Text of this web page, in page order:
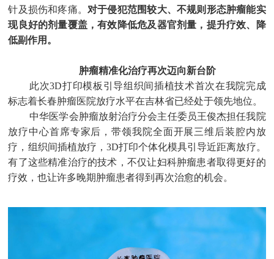
针及损伤和疼痛。 对于侵犯范围较大、不规则形态肿瘤能实
现良好的剂量覆盖，有效降低危及器官剂量，提升疗效、降
低副作用。
肿瘤精准化治疗再次迈向新台阶
此次3D打印模板引导组织间插植技术首次在我院完成
标志着长春肿瘤医院放疗水平在吉林省已经处于领先地位。
中华医学会肿瘤放射治疗分会主任委员王俊杰担任我院
放疗中心首席专家后，带领我院全面开展三维后装腔内放
疗，组织间插植放疗，3D打印个体化模具引导近距离放疗。
有了这些精准治疗的技术，不仅让妇科肿瘤患者取得更好的
疗效，也让许多晚期肿瘤患者得到再次治愈的机会。